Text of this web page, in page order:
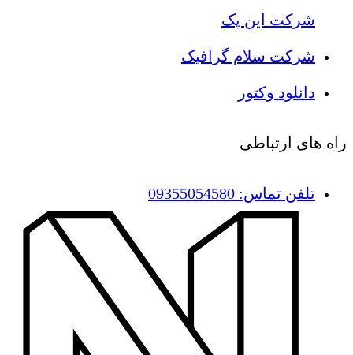
شرکت این پک
شرکت سلام گرافیک
دانلود وکتور
راه های ارتباطی
تلفن تماس: 09355054580